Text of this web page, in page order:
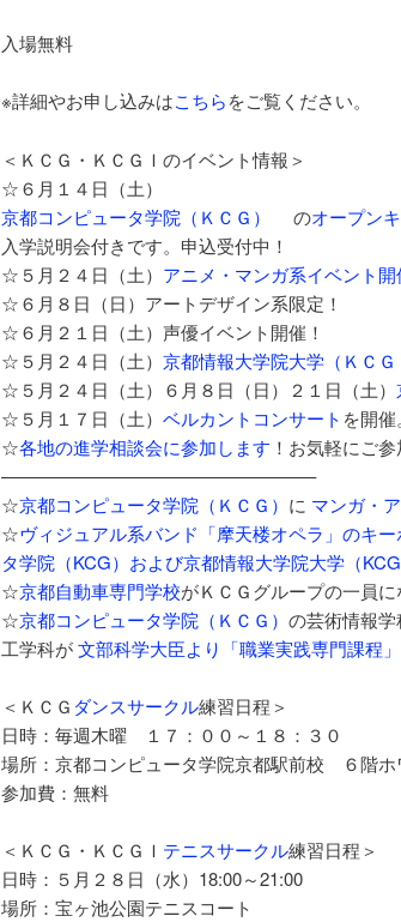
入場無料
※詳細やお申し込みはこちらをご覧ください。
＜ＫＣＧ・ＫＣＧＩのイベント情報＞
☆６月１４日（土）
京都コンピュータ学院（ＫＣＧ）
のオープン
入学説明会付きです。申込受付中！
☆５月２４日（土） アニメ・マンガ系イベント開
☆６月８日（日）アートデザイン系限定！
☆６月２１日（土）声優イベント開催！
☆５月２４日（土） 京都情報大学院大学（ＫＣＧ
☆５月２４日（土）６月８日（日）２１日（土）
☆５月１７日（土） ベルカントコンサート を開催
☆各地の進学相談会に参加します ！お気軽にご参
—————————————————–
☆京都コンピュータ学院（ＫＣＧ） に マンガ・
☆ヴィジュアル系バンド「摩天楼オペラ」のキ
タ学院（KCG）および京都情報大学院大学（
☆京都自動車専門学校がＫＣＧグループの一員に
☆京都コンピュータ学院（ＫＣＧ） の芸術情報
工学科が文部科学大臣より「職業実践専門課程
＜ＫＣＧ ダンスサークル練習日程＞
日時：毎週木曜 １７：００～１８：３０
場所：京都コンピュータ学院京都駅前校 ６階ホ
参加費：無料
＜ＫＣＧ・ＫＣＧＩ テニスサークル練習日程＞
日時：５月２８日（水）18:00～21:00
場所：宝ヶ池公園テニスコート